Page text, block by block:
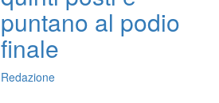
puntano al podio
finale
Redazione